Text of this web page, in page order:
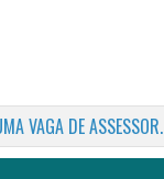
VAGA DE ASSESSOR.